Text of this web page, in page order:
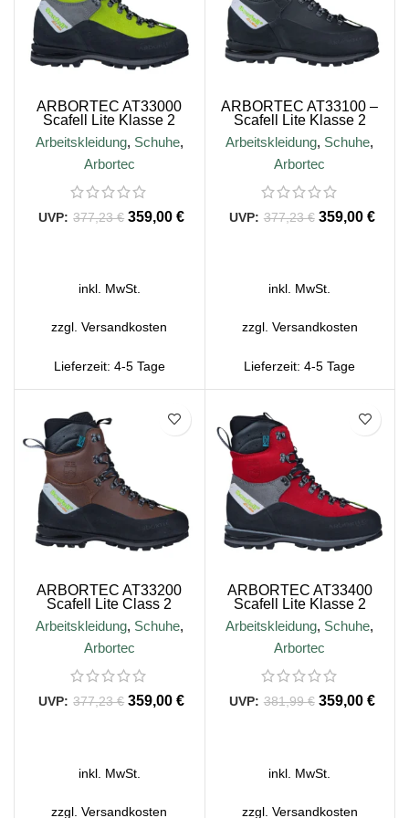
ARBORTEC AT33000
Scafell Lite Klasse 2
Kettensägenschutzstiefel
Limette
Arbeitskleidung, Schuhe,
Arbortec
377,23€ 359,00€
inkl. MwSt.
zzgl.Versandkosten
Lieferzeit: 4-5 Tage
ARBORTEC AT33100 –
Scafell Lite Klasse 2
Kettensägenschutzstiefel –
Schwarz
Arbeitskleidung, Schuhe,
Arbortec
377,23€ 359,00 €
inkl. MwSt.
zzgl. Versandkosten
Lieferzeit:4-5 Tage
ARBORTEC AT33200
Scafell Lite Class 2
Kettensägenschuhe –
Farbe Braun
Arbeitskleidung, Schuhe,
Arbortec
377,23€ 359,00€
inkl. MwSt.
zzgl.Versandkosten
ARBORTEC AT33400
Scafell Lite Klasse 2
Kettensägenschutzstiefel –
Rot
Arbeitskleidung, Schuhe,
Arbortec
381,99€ 359,00 €
inkl. MwSt.
zzgl. Versandkosten